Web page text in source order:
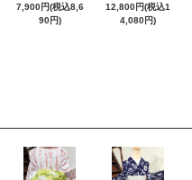
7,900円(税込8,6
90円)
12,800円(税込1
4,080円)